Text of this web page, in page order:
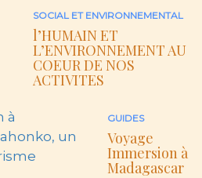
SOCIAL ET ENVIRONNEMENTAL
l’HUMAIN ET
L’ENVIRONNEMENT AU
COEUR DE NOS
ACTIVITES
GUIDES
Voyage
Immersion à
Madagascar